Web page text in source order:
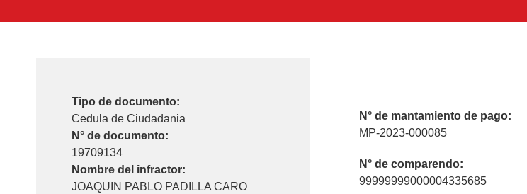
Tipo de documento:
Cedula de Ciudadania
N° de documento:
19709134
Nombre del infractor:
JOAQUIN PABLO PADILLA CARO
N° de mantamiento de pago:
MP-2023-000085
N° de comparendo:
99999999000004335685